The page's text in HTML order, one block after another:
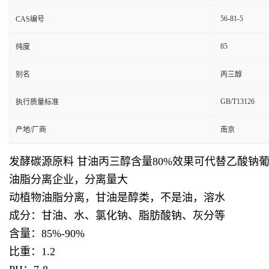
CAS编号 56-81-5
纯度 85
别名 丙三醇
执行质量标准 GB/T13126
产地/厂商 南京
发酵碳源原料 甘油丙三醇含量80%效果可代替乙酸钠
油脂分离企业，分离量大
动植物油脂分离，甘油是醇类，不是油，溶水
成分：甘油、水、氯化钠、脂肪酸钠、灰分等
含量：85%-90%
比重：1.2